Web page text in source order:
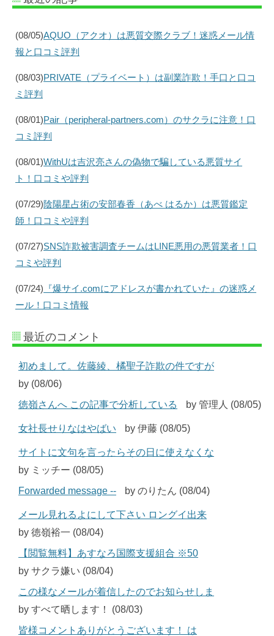
(08/05)AQUO（アクオ）は悪質交際クラブ！迷惑メール情
報と口コミ評判
(08/03)PRIVATE（プライベート）は副業詐欺！手口と口コ
ミ評判
(08/01)Pair（peripheral-partners.com）のサクラに注意！口
コミ評判
(08/01)WithUは吉沢亮さんの偽物で騙している悪質サイ
ト！口コミや評判
(07/29)陰陽星占術の安部春香（あべ はるか）は悪質鑑定
師！口コミや評判
(07/27)SNS詐欺被害調査チームはLINE悪用の悪質業者！口
コミや評判
(07/24) 『爆サイ.comにアドレスが書かれていた』の迷惑メ
ール！口コミ情報
最近のコメント
初めまして。佐藤綾、橘聖子詐欺の件ですが
by (08/06)
徳嶺さんへ この記事で分析している
by 管理人 (08/05)
女社長せりなはやばい by 伊藤 (08/05)
サイトに文句を言ったらその日に使えなくな
by ミッチー (08/05)
Forwarded message --
by のりたん (08/04)
メール見れるよにして下さい ロングイ出来
by 徳嶺裕一 (08/04)
【閲覧無料】あすなろ国際支援組合 ※50
by サクラ嫌い (08/04)
この様なメールが着信したのでお知らせしま
by すべて晒します！ (08/03)
皆様コメントありがとうございます！ は